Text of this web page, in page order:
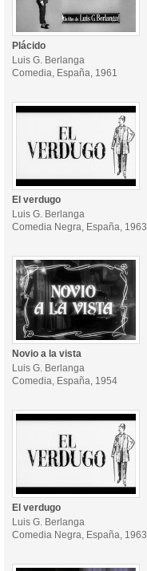
Plácido
Luis G. Berlanga
Comedia, España, 1961
El verdugo
Luis G. Berlanga
Comedia Negra, España, 1963
Novio a la vista
Luis G. Berlanga
Comedia, España, 1954
El verdugo
Luis G. Berlanga
Comedia Negra, España, 1963